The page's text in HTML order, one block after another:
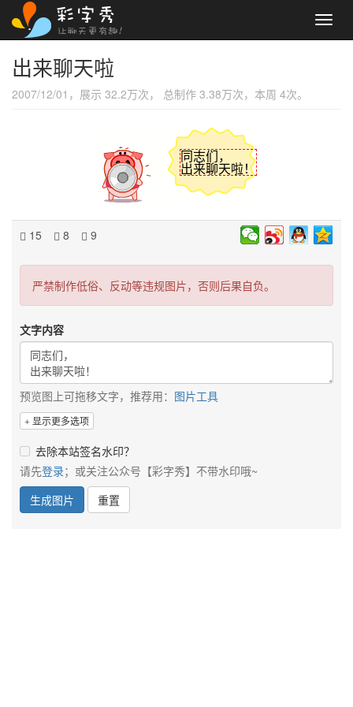
出来聊天啦
2007/12/01，展示 32.2万次， 总制作 3.38万次，本周 4次。
15 8 9
严禁制作低俗、反动等违规图片，否则后果自负。
文字内容
预览图上可拖移文字，推荐用： 图片工具
显示更多选项
去除本站签名水印？
请先登录；或关注公众号【彩字秀】不带水印哦~
生成图片
重置
同志们，
出来聊天啦！